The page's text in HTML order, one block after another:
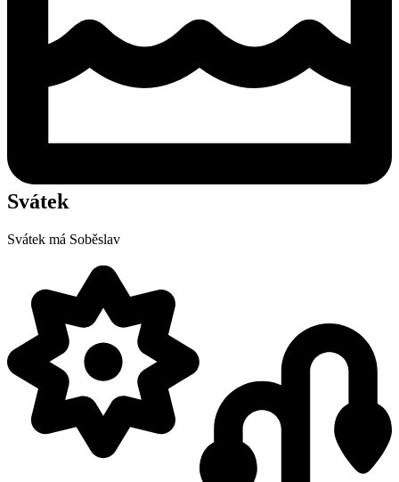
Svátek
Svátek má Soběslav